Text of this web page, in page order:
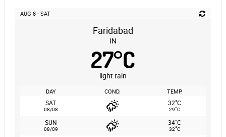
AUG 8 - SAT
Faridabad
IN
27°C
light rain
DAY COND. TEMP.
SAT
08/08
32°C
29°C
SUN
08/09
34°C
32°C